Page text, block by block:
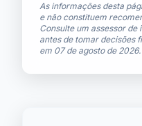
As informações desta
e não constituem
Consulte um assessor
antes de tomar decisões
em 07 de agosto de 2026.